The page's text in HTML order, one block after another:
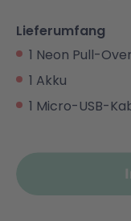
Lieferumfang
1 Neon Pull-Over
1 Akku
1 Micro-USB-